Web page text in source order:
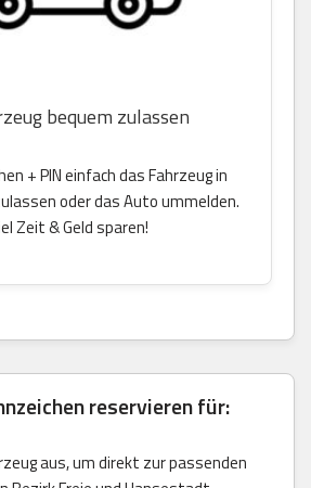
bequem zulassen
+ PIN einfach das Fahrzeug in
oder das Auto ummelden.
Zeit & Geld sparen!
reservieren für:
aus, um direkt zur passenden